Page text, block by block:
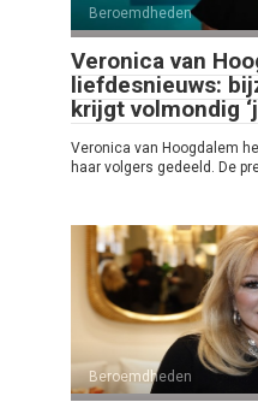
Beroemdheden
Veronica van
liefdesnieuws:
krijgt volmondig
Veronica van Hoogdalem
haar volgers gedeeld. De
Beroemdheden